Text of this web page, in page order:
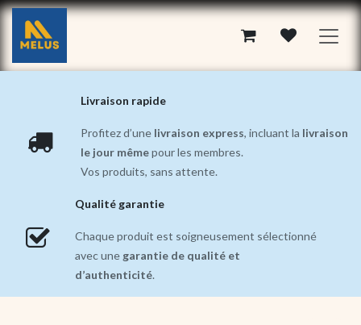
Se rendre au contenu
Livraison rapide
Profitez d’une livraison express, incluant la livraison
le jour mêmepour les membres.
Vos produits, sans attente.
Qualité garantie
Chaque produit est soigneusement sélectionné
avec une garantie de qualité et
d’authenticité.